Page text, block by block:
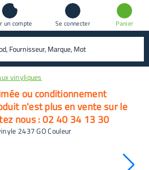
un compte Se connecter Panier
vinyliques
ou conditionnement
n'est plus en vente sur le
nous : 02 40 34 13 30